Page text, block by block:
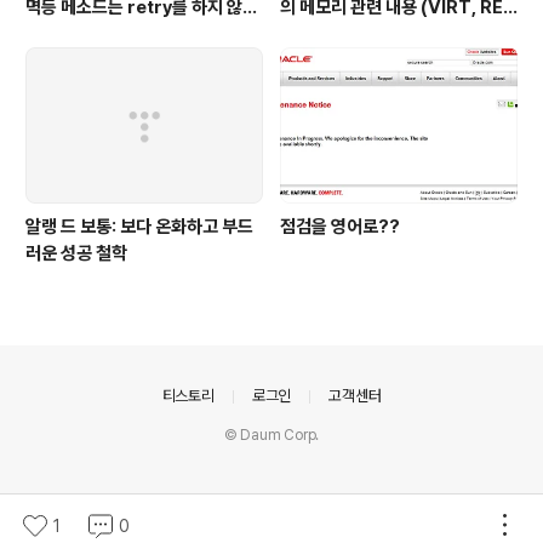
멱등 메소드는 retry를 하지 않는
의 메모리 관련 내용 (VIRT, RE
알랭 드 보통: 보다 온화하고 부드
러운 성공 철학
점검을 영어로??
1 0
티스토리 로그인 고객센터
© Daum Corp.